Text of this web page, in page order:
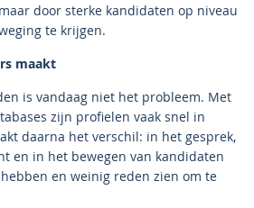
door sterke kandidaten op niveau
te krijgen.
maakt
is vandaag niet het probleem. Met
zijn profielen vaak snel in
daarna het verschil: in het gesprek,
en in het bewegen van kandidaten
en weinig reden zien om te